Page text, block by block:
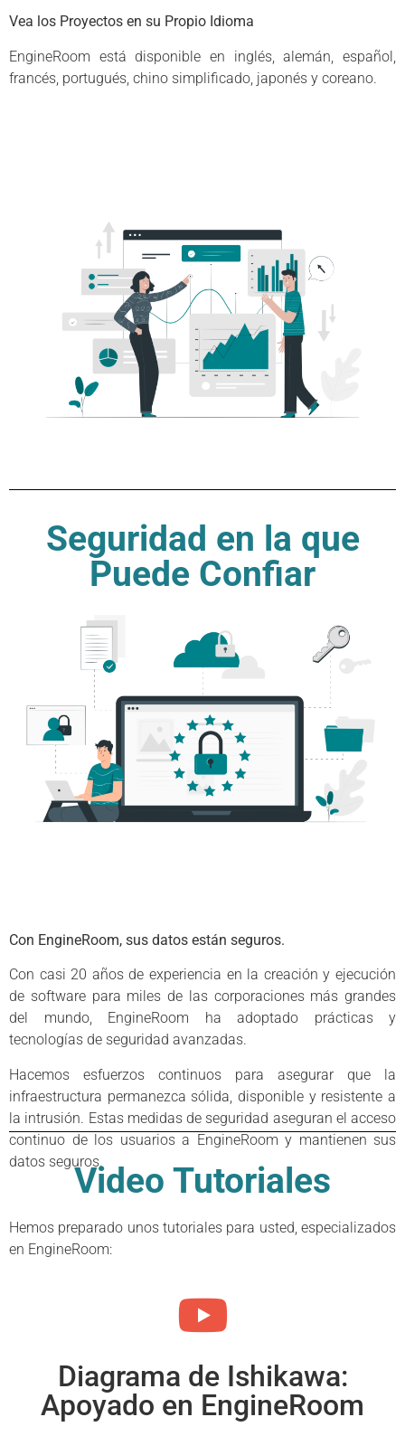
Vea los Proyectos en su Propio Idioma
EngineRoom está disponible en inglés, alemán, español,
francés, portugués, chino simplificado, japonés y coreano.
Seguridad en la que
Puede Confiar
Con EngineRoom, sus datos están seguros.
Con casi 20 años de experiencia en la creación y ejecución
de software para miles de las corporaciones más grandes
del mundo, EngineRoom ha adoptado prácticas y
tecnologías de seguridad avanzadas.
Hacemos esfuerzos continuos para asegurar que la
infraestructura permanezca sólida, disponible y resistente a
la intrusión. Estas medidas de seguridad aseguran el acceso
continuo de los usuarios a EngineRoom y mantienen sus
datos seguros.Video Tutoriales
Hemos preparado unos tutoriales para usted, especializados
en EngineRoom:
Diagrama de Ishikawa:
Apoyado en EngineRoom